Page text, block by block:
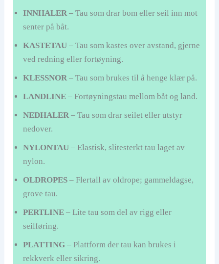
INNHALER– Tau som drar bom eller seil inn mot
senter på båt.
KASTETAU– Tau som kastes over avstand, gjerne
ved redning eller fortøyning.
KLESSNOR– Tau som brukes til å henge klær på.
LANDLINE– Fortøyningstau mellom båt og land.
NEDHALER– Tau som drar seilet eller utstyr
nedover.
NYLONTAU– Elastisk, slitesterkt tau laget av
nylon.
OLDROPES– Flertall av oldrope; gammeldagse,
grove tau.
PERTLINE– Lite tau som del av rigg eller
seilføring.
PLATTING– Plattform der tau kan brukes i
rekkverk eller sikring.